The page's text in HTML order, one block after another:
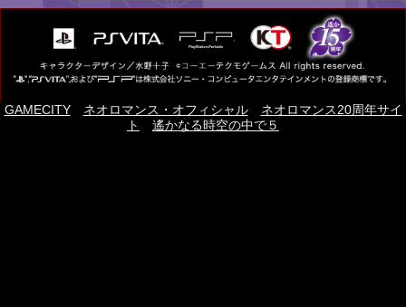
GAMECITY｜ ネオロマンス・オフィシャル｜ ネオロマンス20周年サイ
ト
遙かなる時空の中で５